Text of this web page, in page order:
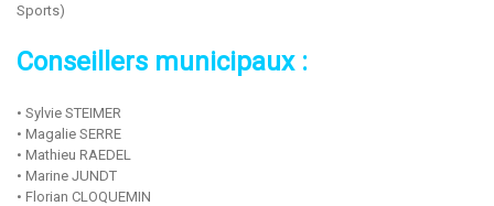
Sports)
Conseillers municipaux :
• Sylvie STEIMER
• Magalie SERRE
• Mathieu RAEDEL
• Marine JUNDT
• Florian CLOQUEMIN